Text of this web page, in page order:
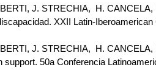
J. STRECHIA,  H.
XXII Latin-
J. STRECHIA,  H.
support. 50a Conferencia